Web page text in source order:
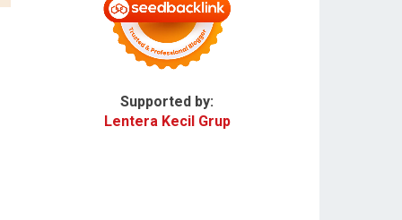
Supported by:
Lentera Kecil Grup